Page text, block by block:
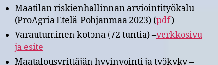
Maatilan riskienhallinnan arviointityökalu
(ProAgria Etelä-Pohjanmaa 2023) (pdf)
Varautuminen kotona (72 tuntia) –verkkosivu
ja esite
Maatalousyrittäjän hyvinvointi ja työkyky –